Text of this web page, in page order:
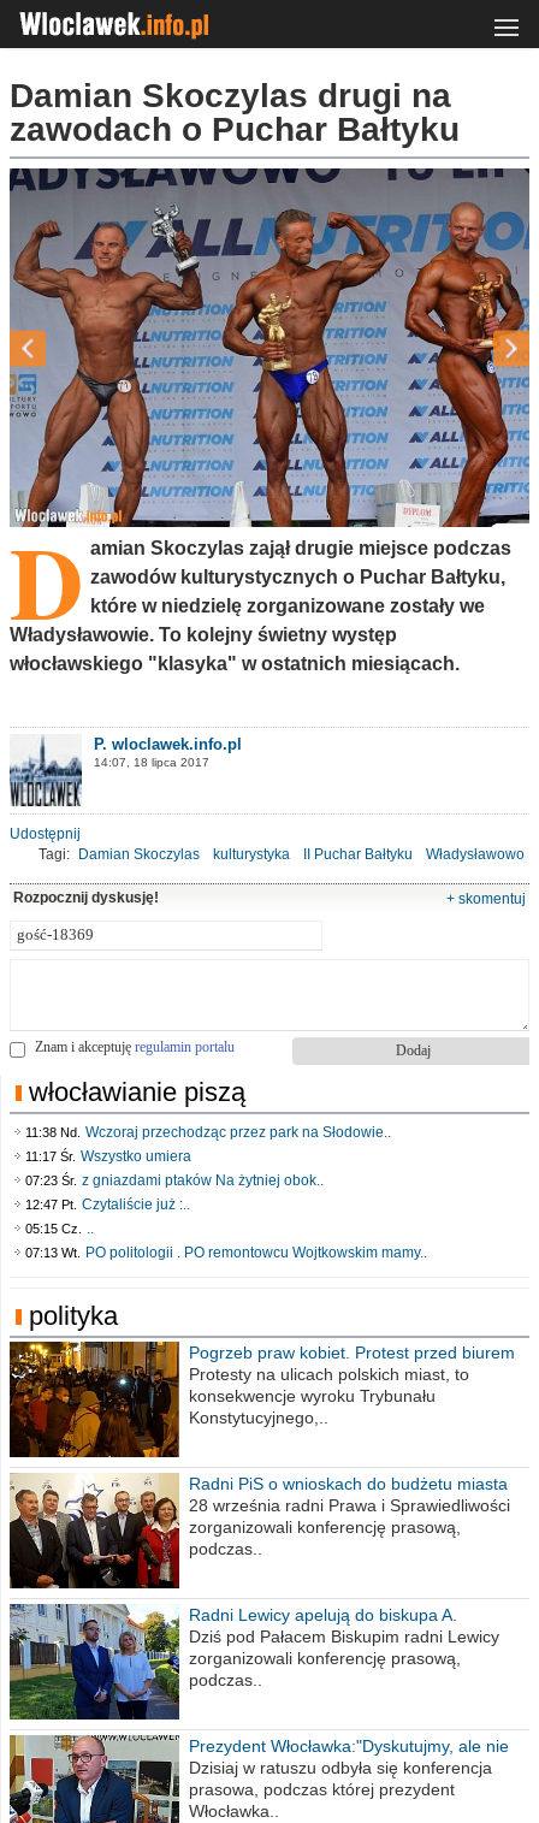
Damian Skoczylas drugi na
zawodach o Puchar Bałtyku
D amian Skoczylas zajął drugie miejsce podczas
zawodów kulturystycznych o Puchar Bałtyku,
które w niedzielę zorganizowane zostały we
Władysławowie. To kolejny świetny występ
włocławskiego "klasyka" w ostatnich miesiącach.
P. wloclawek.info.pl
14:07, 18 lipca 2017
Udostępnij
Tagi:
Damian Skoczylas kulturystyka II Puchar Bałtyku Władysławowo
Rozpocznij dyskusję! + skomentuj
Znam i akceptuję regulamin portalu
włocławianie piszą
11:38 Nd. Wczoraj przechodząc przez park na Słodowie..
11:17 Śr. Wszystko umiera
07:23 Śr. z gniazdami ptaków Na żytniej obok..
12:47 Pt. Czytaliście już :..
05:15 Cz. ..
07:13 Wt. PO politologii . PO remontowcu Wojtkowskim mamy..
polityka
Pogrzeb praw kobiet. Protest przed biurem
poselskim PiS
Protesty na ulicach polskich miast, to
konsekwencje wyroku Trybunału
Konstytucyjnego,..
Radni PiS o wnioskach do budżetu miasta
na 2021 rok
28 września radni Prawa i Sprawiedliwości
zorganizowali konferencję prasową,
podczas..
Radni Lewicy apelują do biskupa A.
Wiesława Meringa
Dziś pod Pałacem Biskupim radni Lewicy
zorganizowali konferencję prasową,
podczas..
Prezydent Włocławka:"Dyskutujmy, ale nie
obrażajmy się”
Dzisiaj w ratuszu odbyła się konferencja
prasowa, podczas której prezydent
Włocławka..